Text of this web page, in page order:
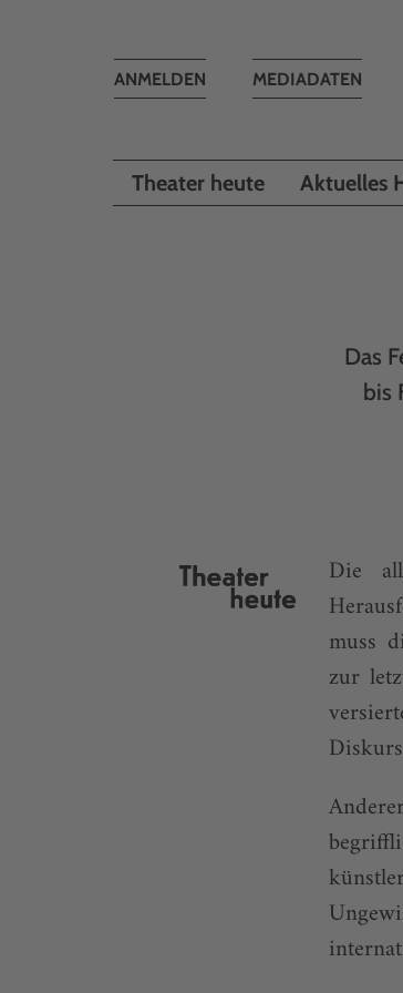
MEDIADATEN
Toggle
ANMELDEN
Theater heute Aktuelles
Das
bis
Die
muss
zur